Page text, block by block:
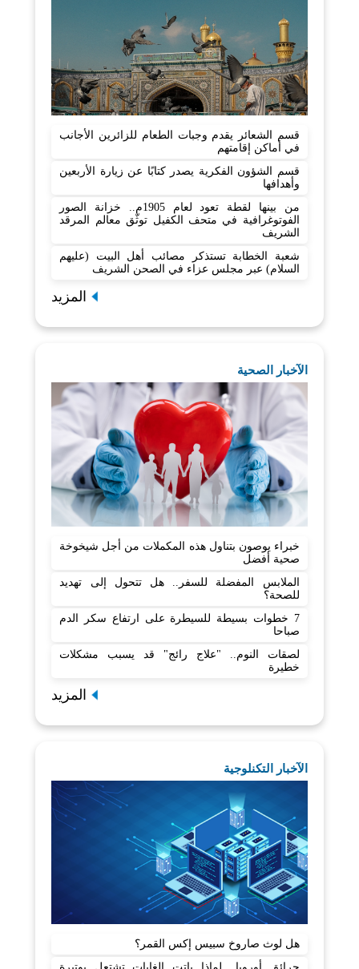
قسم الشعائر يقدم وجبات الطعام للزائرين الأجانب
في أماكن إقامتهم
قسم الشؤون الفكرية يصدر كتابًا عن زيارة الأربعين
وأهدافها
من بينها لقطة تعود لعام 1905م.. خزانة الصور
الفوتوغرافية في متحف الكفيل توثّق معالم المرقد
الشريف
شعبة الخطابة تستذكر مصائب أهل البيت (عليهم
السلام) عبر مجلس عزاء في الصحن الشريف
المزيد
الآخبار الصحية
خبراء يوصون بتناول هذه المكملات من أجل شيخوخة
صحية أفضل
الملابس المفضلة للسفر.. هل تتحول إلى تهديد
للصحة؟
7 خطوات بسيطة للسيطرة على ارتفاع سكر الدم
صباحا
لصقات النوم.. "علاج رائج" قد يسبب مشكلات
خطيرة
المزيد
الآخبار التكنلوجية
هل لوث صاروخ سبيس إكس القمر؟